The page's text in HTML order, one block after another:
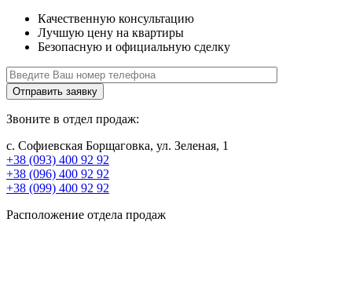
Качественную консультацию
Лучшую цену на квартиры
Безопасную и официальную сделку
Отправить заявку
Звоните в отдел продаж:
с. Софиевская Борщаговка, ул. Зеленая, 1
+38 (093) 400 92 92
+38 (096) 400 92 92
+38 (099) 400 92 92
Расположение отдела продаж